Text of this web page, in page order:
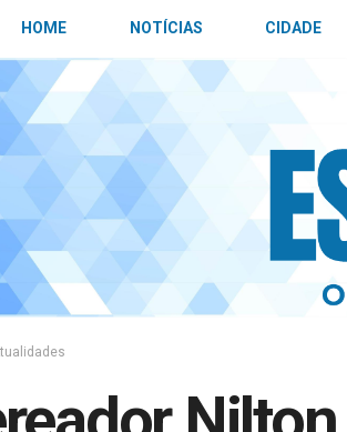
HOME NOTÍCIAS CIDADE